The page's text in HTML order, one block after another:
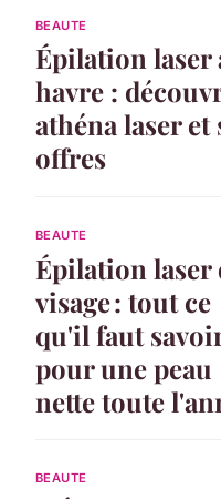
BEAUTE
Épilation laser
havre :
athéna laser et
offres
BEAUTE
Épilation laser
visage : tout ce
qu'il faut
pour une peau
nette toute
BEAUTE